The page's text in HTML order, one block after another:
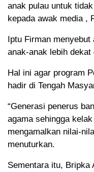
anak pulau untuk
kepada awak media ,
Iptu Firman
anak-anak lebih dekat
Hal ini agar program
hadir di Tengah
“Generasi penerus
agama sehingga
mengamalkan nilai-
menuturkan.
Sementara itu, Bripka